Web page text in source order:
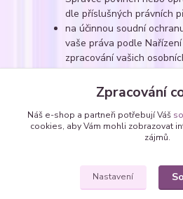
dle příslušných právních
na účinnou soudní
vaše práva podle
zpracování vašich
Nařízením
v případě pochybností o
souvisejících se
obrátit na Správce nebo
osobních údajů
Zpracování
Náš e-shop a partneři potřebují Váš
cookies, aby Vám mohli zobrazovat
zájmů.
Nastavení